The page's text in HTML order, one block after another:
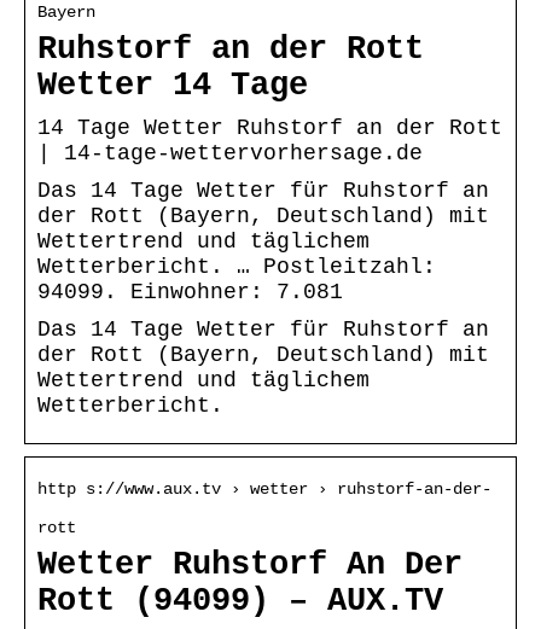
Bayern
Ruhstorf an der Rott
Wetter 14 Tage
14 Tage Wetter Ruhstorf an der Rott
| 14-tage-wettervorhersage.de
Das 14 Tage Wetter für Ruhstorf an
der Rott (Bayern, Deutschland) mit
Wettertrend und täglichem
Wetterbericht. … Postleitzahl:
94099. Einwohner: 7.081
Das 14 Tage Wetter für Ruhstorf an
der Rott (Bayern, Deutschland) mit
Wettertrend und täglichem
Wetterbericht.
http s://www.aux.tv › wetter › ruhstorf-an-der-
rott
Wetter Ruhstorf An Der
Rott (94099) – AUX.TV